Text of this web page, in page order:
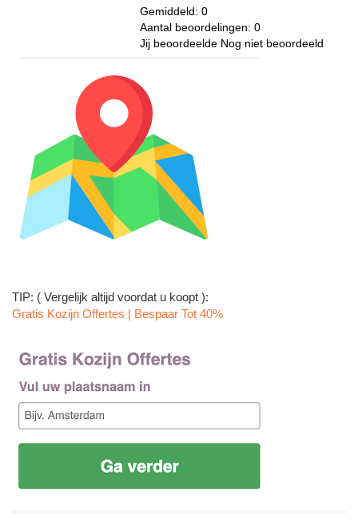
Gemiddeld: 0
Aantal beoordelingen: 0
Jij beoordeelde Nog niet beoordeeld
TIP: ( Vergelijk altijd voordat u koopt ):
Gratis Kozijn Offertes | Bespaar Tot 40%‎